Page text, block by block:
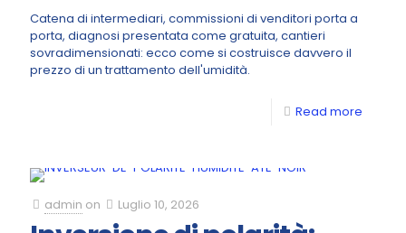
Catena di intermediari, commissioni di venditori porta a
porta, diagnosi presentata come gratuita, cantieri
sovradimensionati: ecco come si costruisce davvero il
prezzo di un trattamento dell'umidità.
Read more
admin on Luglio 10, 2026